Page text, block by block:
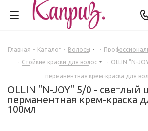
Главная - Каталог - Волосы -
- Стойкие краски для волос - OLLIN "N-
перманентная крем-краска для
OLLIN "N-JOY" 5/0 - светлый
перманентная крем-краска
100мл